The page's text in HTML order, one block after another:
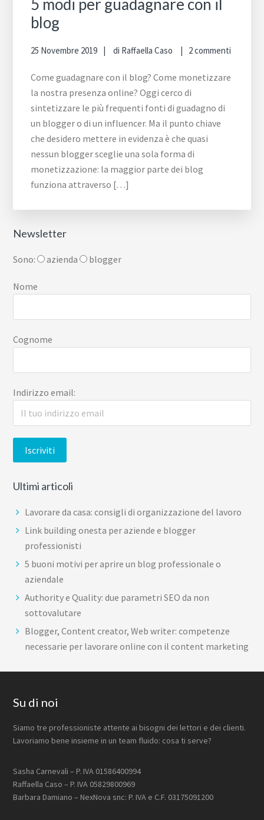
5 modi per guadagnare con il
blog
25 Novembre 2019 di Raffaella Caso 2 commenti
Come guadagnare con il blog? Come monetizzare
la nostra presenza online? Oggi cerco di
sintetizzare le più frequenti fonti di guadagno di
un blogger o di un influencer. Ma il punto chiave
che desidero mettere in evidenza è che quasi
nessun blogger sceglie una sola forma di
monetizzazione: la maggior parte dei blog
funziona attraverso […]
Newsletter
Sono: azienda blogger
Nome
Cognome
Indirizzo email:
Ultimi articoli
Lavorare da casa: consigli di organizzazione del lavoro
Link building onesta per aziende e blogger
professionisti
5 buoni motivi per aprire un blog professionale o
aziendale
Authority e Quality: due parametri SEO da non
sottovalutare
Blogger, Content creator, Web writer: competenze
necessarie per lavorare online con il content marketing
Footer
Su di noi
Siamo tre professioniste attente ai bisogni dei lettori e dei clienti.
Lavoriamo bene insieme in un team fluido: cosa ti serve?
Sasha Carnevali – P. IVA 01586400994
Raffaella Caso – P. IVA 05829800969
Barbara Damiano – NexNova snc: P. IVA e C.F. 03175091200